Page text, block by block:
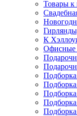
Товары к
К
Офисные
Подборка
Подборка